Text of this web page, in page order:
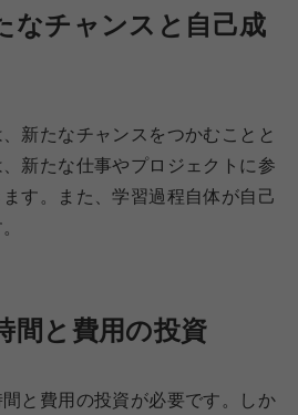
なチャンスと自己成
新たなチャンスをつかむことと
新たな仕事やプロジェクトに参
す。また、学習過程自体が自己
間と費用の投資
と費用の投資が必要です。しか